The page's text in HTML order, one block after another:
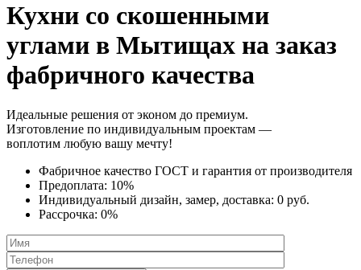
Кухни со скошенными
углами в Мытищах на заказ
фабричного качества
Идеальные решения от эконом до премиум.
Изготовление по индивидуальным проектам —
воплотим любую вашу мечту!
Фабричное качество ГОСТ и гарантия от производителя
Предоплата: 10%
Индивидуальный дизайн, замер, доставка: 0 руб.
Рассрочка: 0%